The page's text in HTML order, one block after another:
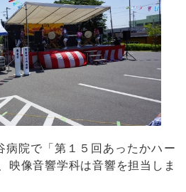
病院で「第１５回あったかハー
映像音響学科は音響を担当しま